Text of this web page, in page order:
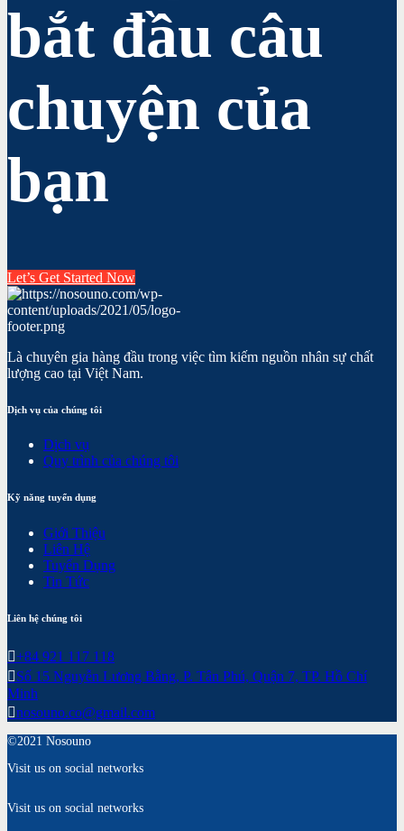
bắt đầu câu
chuyện của
bạn
Let’s Get Started Now
Là chuyên gia hàng đầu trong việc tìm kiếm nguồn nhân sự chất
lượng cao tại Việt Nam.
Dịch vụ của chúng tôi
Dịch vụ
Quy trình của chúng tôi
Kỹ năng tuyển dụng
Giới Thiệu
Liên Hệ
Tuyển Dụng
Tin Tức
Liên hệ chúng tôi
+84 921 117 118
Số 15 Nguyễn Lương Bằng, P. Tân Phú, Quận 7, TP. Hồ Chí
Minh
nosouno.co@gmail.com
©2021 Nosouno
Visit us on social networks
Visit us on social networks